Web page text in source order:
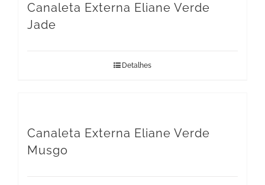
Canaleta Externa Eliane Verde
Jade
Detalhes
Canaleta Externa Eliane Verde
Musgo